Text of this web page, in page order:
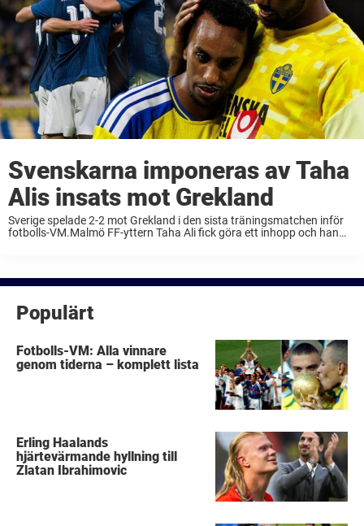
Svenskarna imponeras av Taha
Alis insats mot Grekland
Sverige spelade 2-2 mot Grekland i den sista träningsmatchen inför
fotbolls-VM.Malmö FF-yttern Taha Ali fick göra ett inhopp och han
Populärt
Fotbolls-VM: Alla vinnare
genom tiderna – komplett lista
Erling Haalands
hjärtevärmande hyllning till
Zlatan Ibrahimovic